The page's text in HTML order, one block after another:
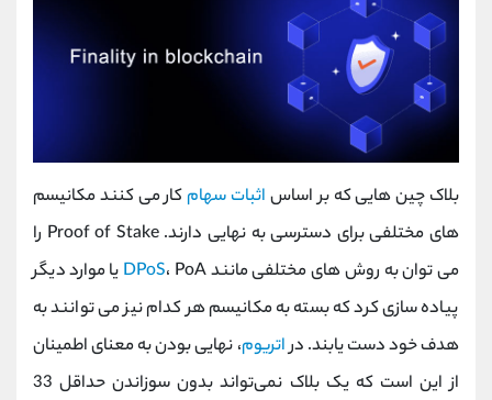
بلاک چین هایی که بر اساس اثبات سهام کار می کنند مکانیسم
های مختلفی برای دسترسی به نهایی دارند. Proof of Stake را
می توان به روش های مختلفی مانند
DPoS ، PoA یا موارد دیگر
پیاده سازی کرد که بسته به مکانیسم هر کدام نیز می توانند به
هدف خود دست یابند. دراتریوم، نهایی‌ بودن به معنای اطمینان
از این است که یک بلاک نمی‌تواند بدون سوزاندن حداقل 33